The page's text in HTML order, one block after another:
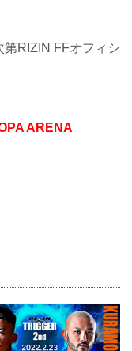
RIZIN FFオフィシ
ARENA